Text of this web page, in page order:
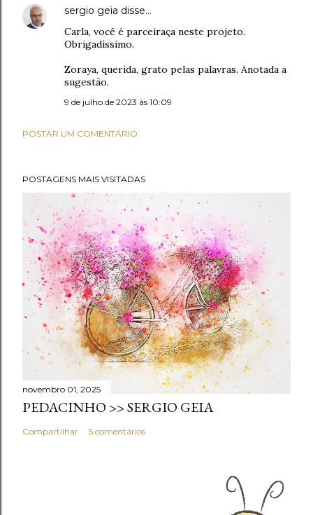
sergio geia disse…
Carla, você é parceiraça neste projeto.
Obrigadíssimo.
Zoraya, querida, grato pelas palavras. Anotada a
sugestão.
9 de julho de 2023 às 10:09
POSTAR UM COMENTÁRIO
POSTAGENS MAIS VISITADAS
novembro 01, 2025
PEDACINHO >> SERGIO GEIA
Compartilhar 5 comentários